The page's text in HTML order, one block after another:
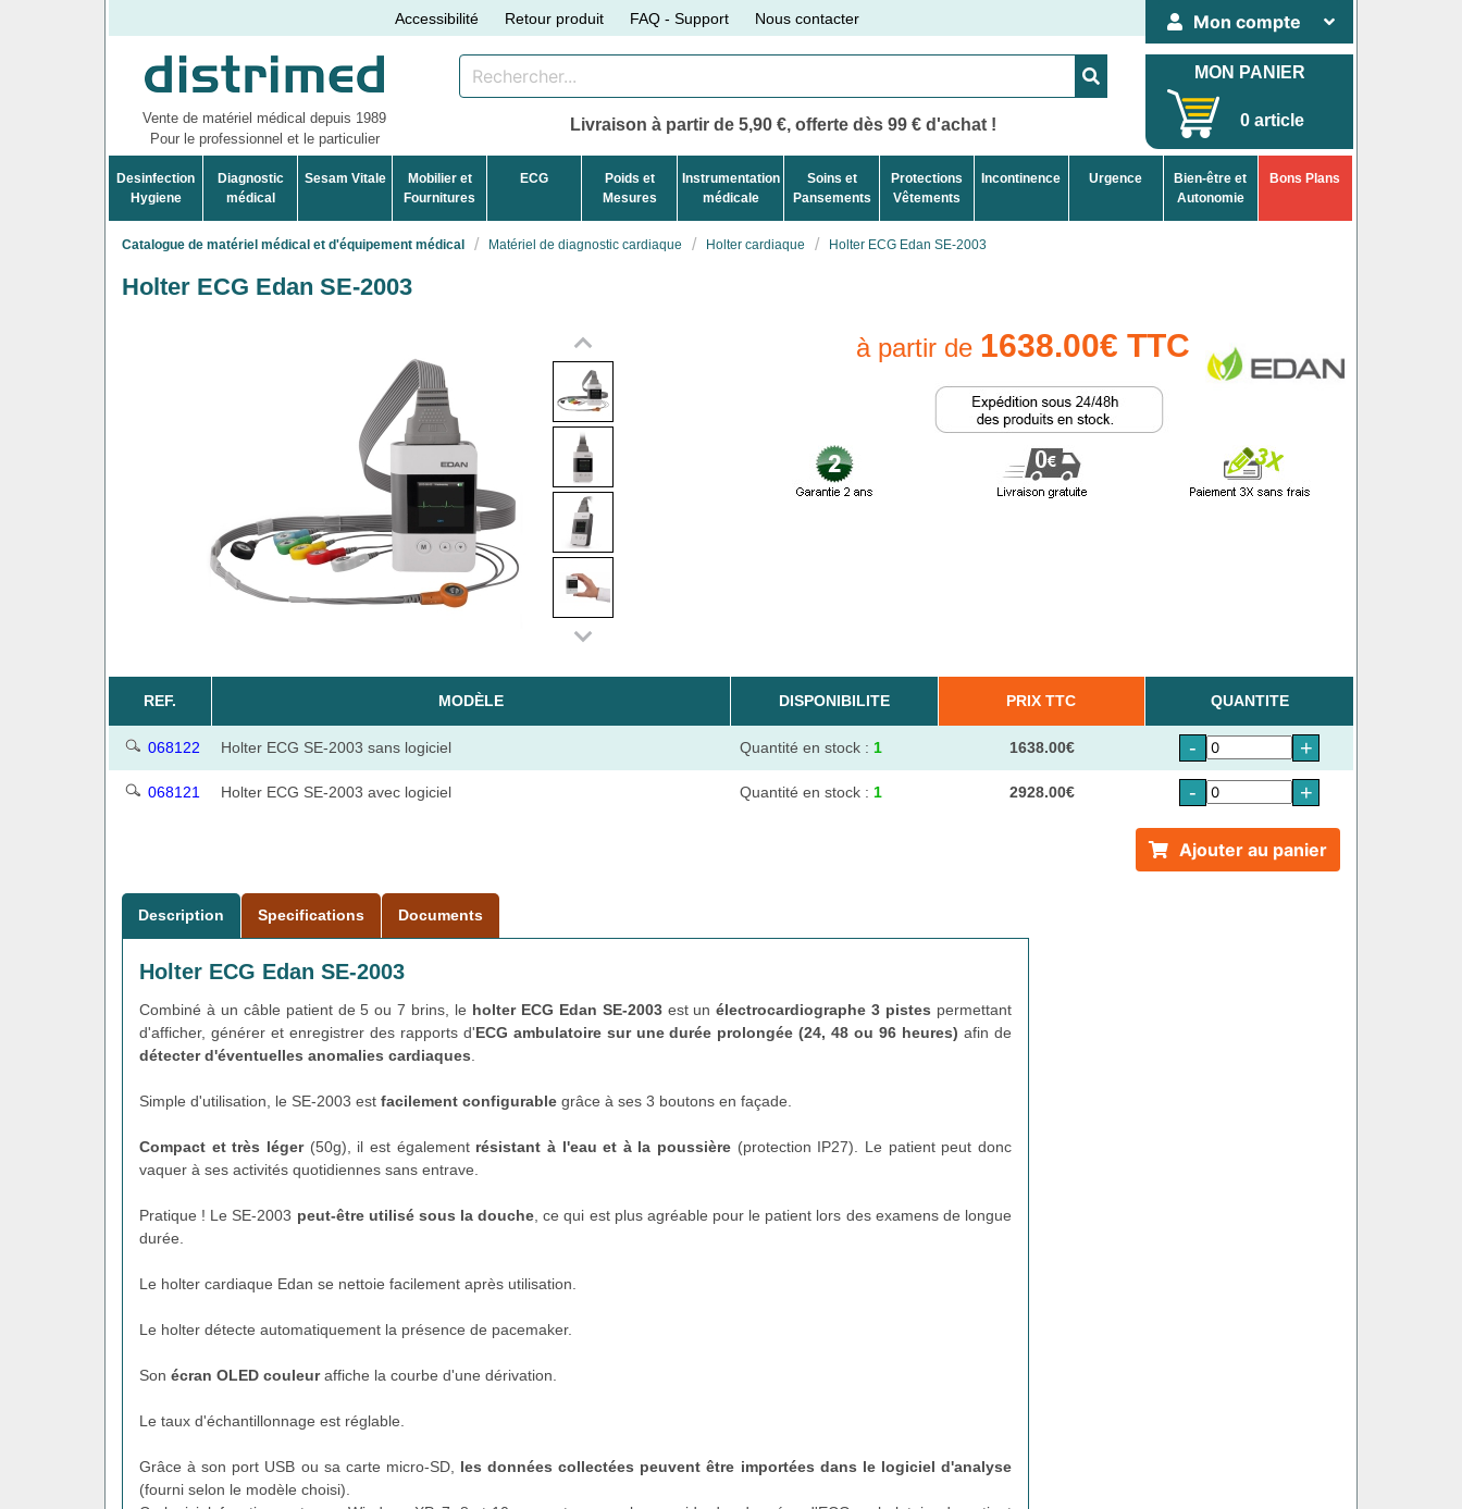
Accessibilité Retour produit FAQ - Support Nous contacter Mon compte
Vente de matériel médical depuis 1989
Pour le professionnel et le particulier
Livraison à partir de 5,90 €, offerte dès 99 € d'achat !
MON PANIER
0 article
Desinfection
Hygiene
Diagnostic
médical
Sesam Vitale
Mobilier et
Fournitures
ECG
Poids et
Mesures
Instrumentation
médicale
Soins et
Pansements
Protections
Vêtements
Incontinence Urgence
Bien-être et
Autonomie
Bons Plans
Catalogue de matériel médical et d'équipement médical Matériel de diagnostic cardiaque Holter cardiaque Holter ECG Edan SE-2003
Holter ECG Edan SE-2003
à partir de 1638.00€ TTC
REF. MODÈLE DISPONIBILITE PRIX TTC QUANTITE
068122 Holter ECG SE-2003 sans logiciel Quantité en stock : 1 1638.00€ - +
068121 Holter ECG SE-2003 avec logiciel Quantité en stock : 1 2928.00€ - +
Ajouter au panier
Description Specifications Documents
Holter ECG Edan SE-2003
Combiné à un câble patient de 5 ou 7 brins, le holter ECG Edan SE-2003est unélectrocardiographe 3 pistes permettant
d'afficher, générer et enregistrer des rapports d'ECG ambulatoire sur une durée prolongée (24, 48 ou 96 heures) afin de
détecter d'éventuelles anomalies cardiaques
Simple d'utilisation, le SE-2003 est facilement configurable grâce à ses 3 boutons en façade.
Compact et très léger(50g), il est également résistant à l'eau et à la poussière (protection IP27). Le patient peut donc
vaquer à ses activités quotidiennes sans entrave.
Pratique ! Le SE-2003 peut-être utilisé sous la douche , ce qui est plus agréable pour le patient lors des examens de longue
durée.
Le holter cardiaque Edan se nettoie facilement après utilisation.
Le holter détecte automatiquement la présence de pacemaker.
Son écran OLED couleuraffiche la courbe d'une dérivation.
Le taux d'échantillonnage est réglable.
Grâce à son port USB ou sa carte micro-SD, les données collectées peuvent être importées dans le logiciel d'analyse
(fourni selon le modèle choisi).